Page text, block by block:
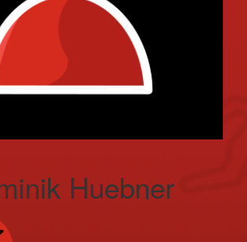
Huebner